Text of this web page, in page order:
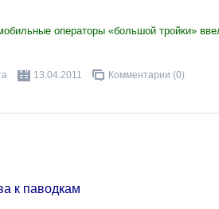
операторы «большой тройки»
13.04.2011 Комментарии (0)
к паводкам